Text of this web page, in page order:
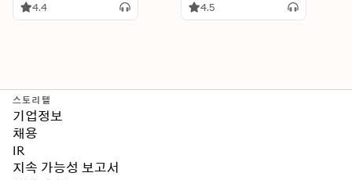
4.4 4.5
스토리텔
기업정보
채용
IR
지속 가능성 보고서